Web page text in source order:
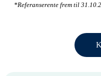
*Referanserente frem til